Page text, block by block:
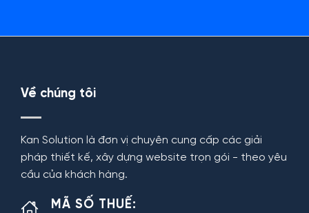
Về chúng tôi
Kan Solution là đơn vị chuyên cung cấp các giải
pháp thiết kế, xây dựng website trọn gói - theo yêu
cầu của khách hàng.
MÃ SỐ THUẾ: